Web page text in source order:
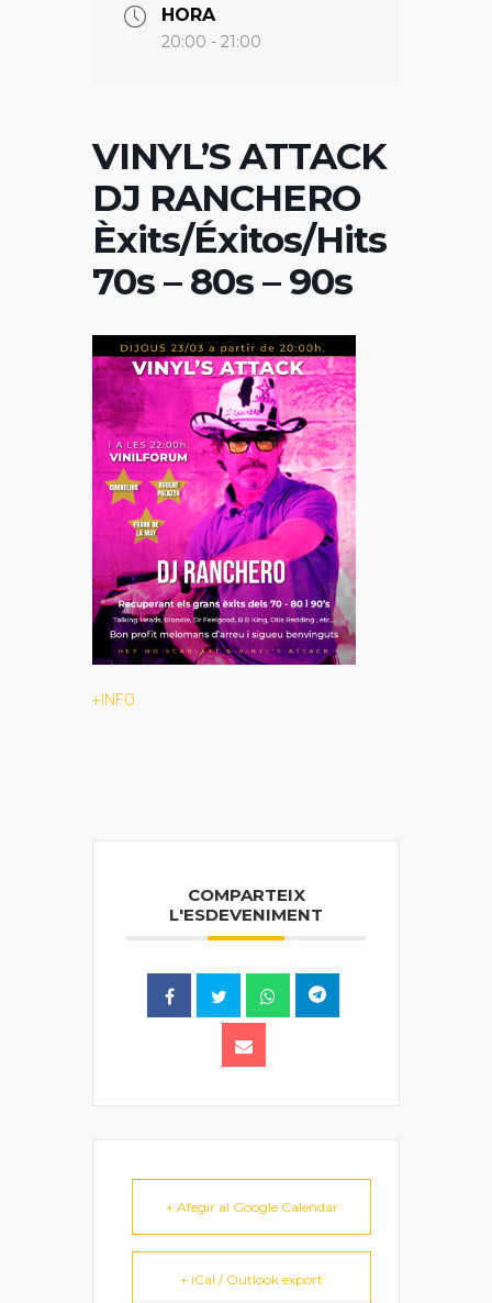
HORA
20:00 - 21:00
VINYL’S ATTACK
DJ RANCHERO
Èxits/Éxitos/Hits
70s – 80s – 90s
+INFO
COMPARTEIX
L'ESDEVENIMENT
+ Afegir al Google Calendar
+ iCal / Outlook export